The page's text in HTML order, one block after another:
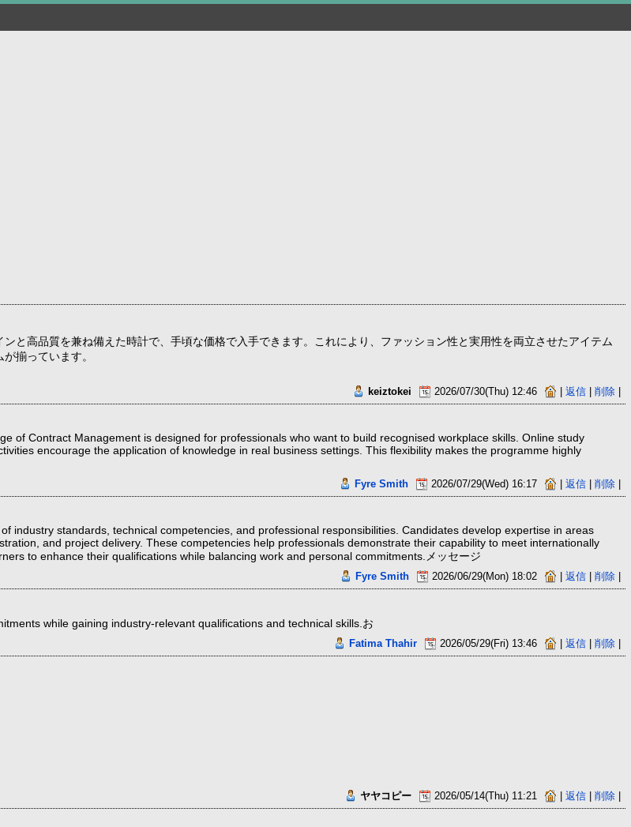
と高品質を兼ね備えた時計で、手頃な価格で入手できます。これにより、ファッション性と実用性を両立させたアイテム
揃っています。
keiztokei 2026/07/30(Thu) 12:46 返信| 削除|
of Contract Management is designed for professionals who want to build recognised workplace skills. Online study
encourage the application of knowledge in real business settings. This flexibility makes the programme highly
Fyre Smith 2026/07/29(Wed) 16:17 返信| 削除|
industry standards, technical competencies, and professional responsibilities. Candidates develop expertise in areas
and project delivery. These competencies help professionals demonstrate their capability to meet internationally
to enhance their qualifications while balancing work and personal commitments.メッセージ
Fyre Smith 2026/06/29(Mon) 18:02 返信| 削除|
while gaining industry-relevant qualifications and technical skills.お
Fatima Thahir 2026/05/29(Fri) 13:46 返信| 削除|
ヤヤコピー 2026/05/14(Thu) 11:21 返信| 削除|